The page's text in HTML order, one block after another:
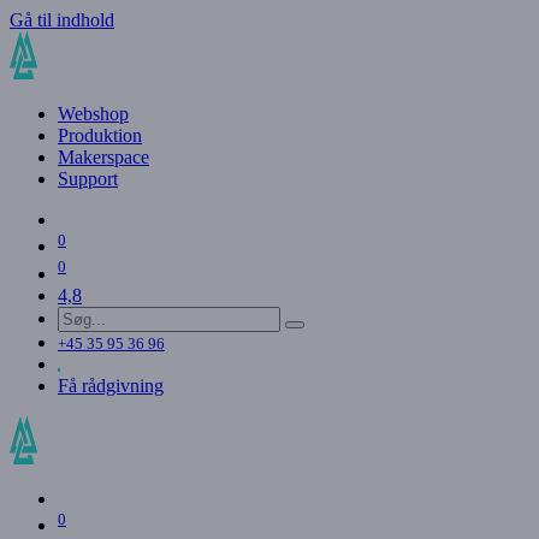
Gå til indhold
Webshop
Produktion
Makerspace
Support
0
0
4,8
+45 35 95 36 96
Få rådgivning
0